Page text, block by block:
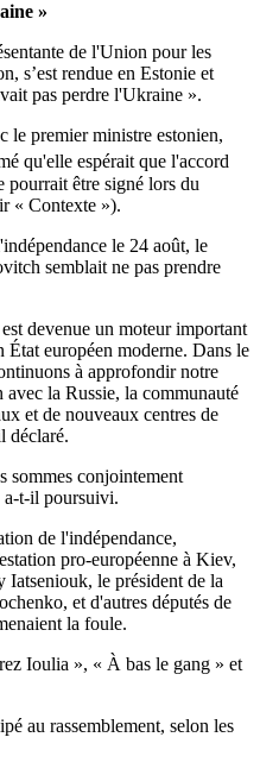
»
de l'Union pour les
s’est rendue en Estonie et
pas perdre l'Ukraine ».
le premier ministre estonien,
qu'elle espérait que l'accord
être signé lors du
« Contexte »).
le 24 août, le
semblait ne pas prendre
devenue un moteur important
européen moderne. Dans le
à approfondir notre
la Russie, la communauté
et de nouveaux centres de
déclaré.
sommes conjointement
a-t-il poursuivi.
de l'indépendance,
pro-européenne à Kiev,
Iatseniouk, le président de la
et d'autres députés de
la foule.
Ioulia », « À bas le gang » et
au rassemblement, selon les